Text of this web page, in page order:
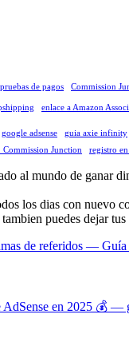
de pagos Commission
enlace a Amazon
google adsense guia axie infinity
Commission Junction registro
al mundo de ganar
los dias con nuevo
tambien puedes dejar
de referidos — Guía
en 2025 💰 —